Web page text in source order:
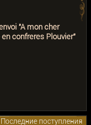
"A mon cher
confreres Plouvier"
Последние поступления